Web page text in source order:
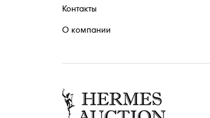
Контакты
О компании